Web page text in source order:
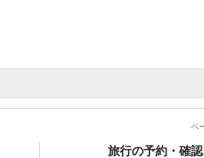
旅行の予約・確認